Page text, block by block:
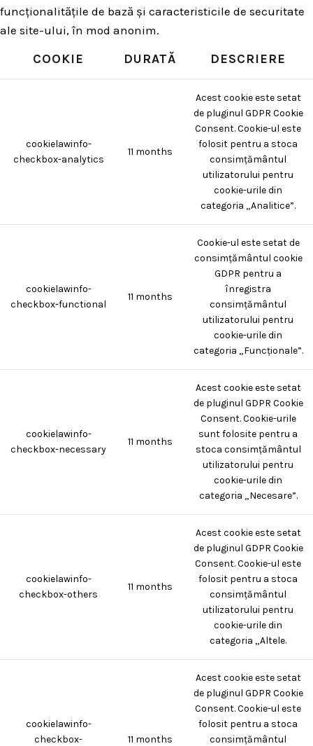
funcționalitățile de bază și caracteristicile de securitate
ale site-ului, în mod anonim.
COOKIE DURATĂ DESCRIERE
cookielawinfo-
checkbox-analytics
11 months
Acest cookie este setat
de pluginul GDPR Cookie
Consent. Cookie-ul este
folosit pentru a stoca
consimțământul
utilizatorului pentru
cookie-urile din
categoria „Analitice”.
cookielawinfo-
checkbox-functional
11 months
Cookie-ul este setat de
consimțământul cookie
GDPR pentru a
înregistra
consimțământul
utilizatorului pentru
cookie-urile din
categoria „Funcționale”.
cookielawinfo-
checkbox-necessary
11 months
Acest cookie este setat
de pluginul GDPR Cookie
Consent. Cookie-urile
sunt folosite pentru a
stoca consimțământul
utilizatorului pentru
cookie-urile din
categoria „Necesare”.
cookielawinfo-
checkbox-others
11 months
Acest cookie este setat
de pluginul GDPR Cookie
Consent. Cookie-ul este
folosit pentru a stoca
consimțământul
utilizatorului pentru
cookie-urile din
categoria „Altele.
cookielawinfo-
checkbox-
11 months
Acest cookie este setat
de pluginul GDPR Cookie
Consent. Cookie-ul este
folosit pentru a stoca
consimțământul